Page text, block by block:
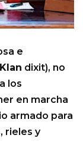
e
dixit), no
los
en marcha
armado para
rieles y